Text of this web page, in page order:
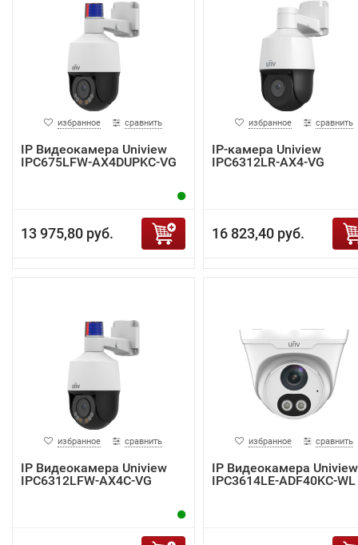
избранное сравнить
IP Видеокамера Uniview
IPC675LFW-AX4DUPKC-VG
13 975,80 руб.
избранное сравнить
IP-камера Uniview
IPC6312LR-AX4-VG
16 823,40 руб.
избранное сравнить
IP Видеокамера Uniview
IPC6312LFW-AX4C-VG
избранное сравнить
IP Видеокамера Uniview
IPC3614LE-ADF40KC-WL